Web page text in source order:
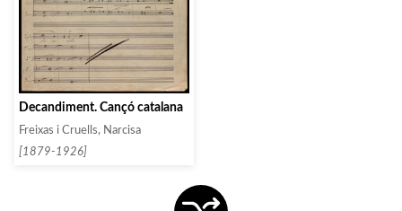
Decandiment. Cançó catalana
Freixas i Cruells, Narcisa
[1879-1926]